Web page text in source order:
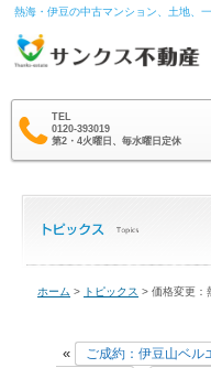
熱海・伊豆の中古マンション、土地、
TEL
0120-393019
第2・4火曜日、毎水曜日定休
ホーム > トピックス > 価格変更：
«
ご成約：伊豆山ベル